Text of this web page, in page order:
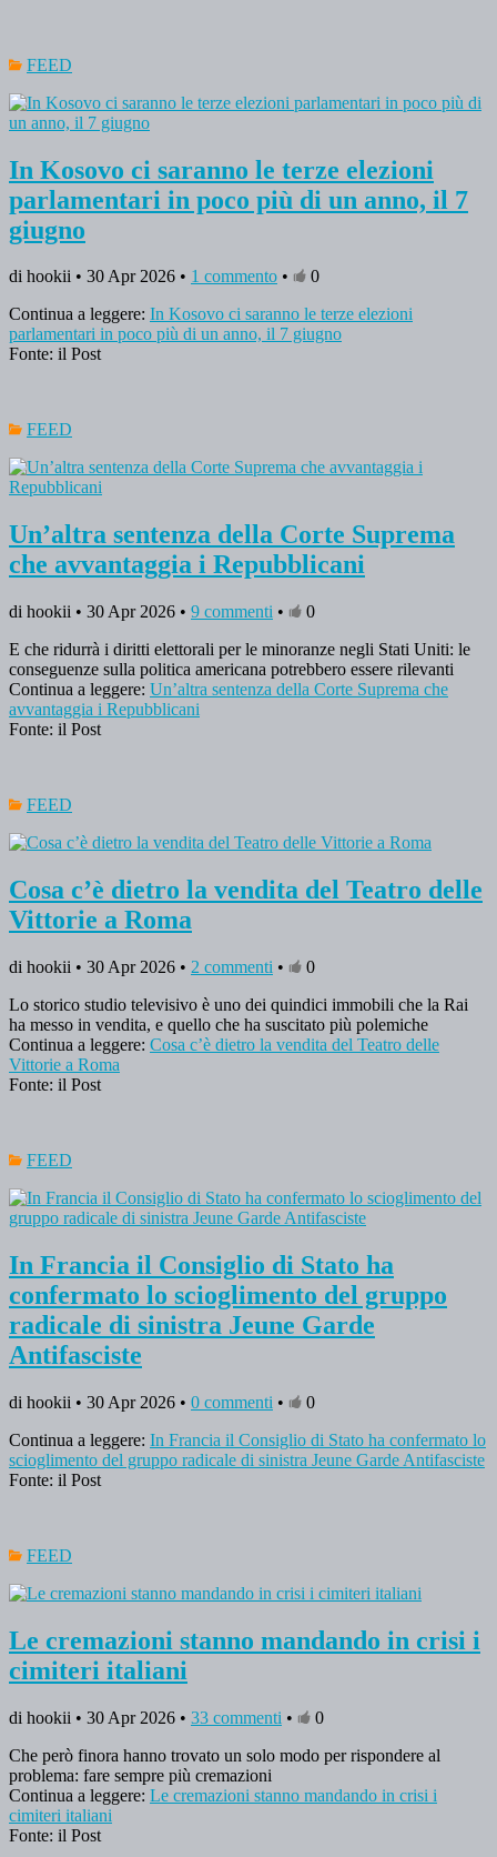
FEED
In Kosovo ci saranno le terze elezioni
parlamentari in poco più di un anno, il 7
giugno
di hookii • 30 Apr 2026 • 1 commento •
0
Continua a leggere: In Kosovo ci saranno le terze elezioni
parlamentari in poco più di un anno, il 7 giugno
Fonte: il Post
FEED
Un’altra sentenza della Corte Suprema
che avvantaggia i Repubblicani
di hookii • 30 Apr 2026 • 9 commenti •
0
E che ridurrà i diritti elettorali per le minoranze negli Stati Uniti: le
conseguenze sulla politica americana potrebbero essere rilevanti
Continua a leggere: Un’altra sentenza della Corte Suprema che
avvantaggia i Repubblicani
Fonte: il Post
FEED
Cosa c’è dietro la vendita del Teatro delle
Vittorie a Roma
di hookii • 30 Apr 2026 • 2 commenti •
0
Lo storico studio televisivo è uno dei quindici immobili che la Rai
ha messo in vendita, e quello che ha suscitato più polemiche
Continua a leggere: Cosa c’è dietro la vendita del Teatro delle
Vittorie a Roma
Fonte: il Post
FEED
In Francia il Consiglio di Stato ha
confermato lo scioglimento del gruppo
radicale di sinistra Jeune Garde
Antifasciste
di hookii • 30 Apr 2026 • 0 commenti •
0
Continua a leggere: In Francia il Consiglio di Stato ha confermato lo
scioglimento del gruppo radicale di sinistra Jeune Garde Antifasciste
Fonte: il Post
FEED
Le cremazioni stanno mandando in crisi i
cimiteri italiani
di hookii • 30 Apr 2026 • 33 commenti •
0
Che però finora hanno trovato un solo modo per rispondere al
problema: fare sempre più cremazioni
Continua a leggere: Le cremazioni stanno mandando in crisi i
cimiteri italiani
Fonte: il Post